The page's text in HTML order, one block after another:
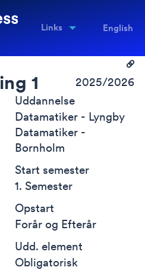
Links English
1
2025/2026
Uddannelse
Datamatiker - Lyngby
Datamatiker -
Bornholm
Start semester
1. Semester
Opstart
Forår og Efterår
Udd. element
Obligatorisk